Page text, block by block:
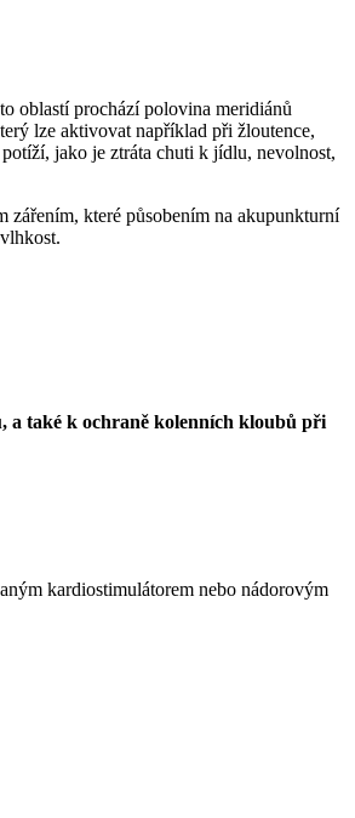
oblastí prochází polovina meridiánů
lze aktivovat například při žloutence,
jako je ztráta chuti k jídlu, nevolnost,
které působením na akupunkturní
a také k ochraně kolenních kloubů při
kardiostimulátorem nebo nádorovým